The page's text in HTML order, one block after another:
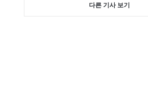
다른 기사 보기